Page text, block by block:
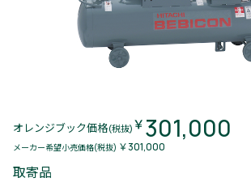
オレンジブック価格(税抜) ￥301,000
メーカー希望小売価格(税抜) ￥301,000
取寄品